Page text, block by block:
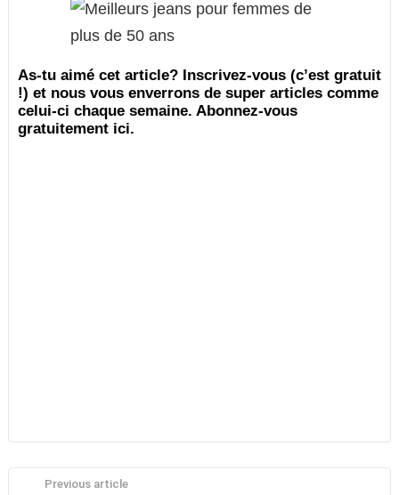
As-tu aimé cet article? Inscrivez-vous (c’est gratuit
!) et nous vous enverrons de super articles comme
celui-ci chaque semaine. Abonnez-vous
gratuitement ici.
Previous article